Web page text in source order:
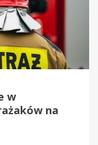
w
na